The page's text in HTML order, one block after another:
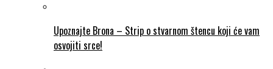
Upoznajte Brona – Strip o stvarnom štencu koji će vam
osvojiti srce!